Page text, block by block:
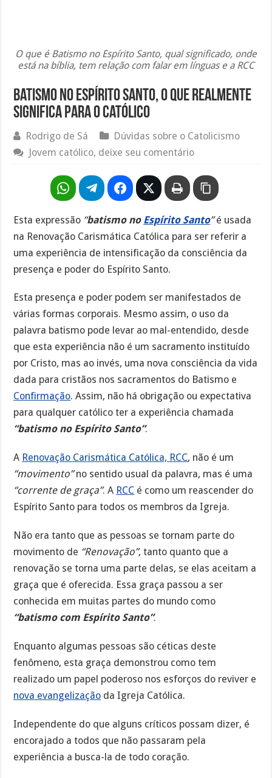
O que é Batismo no Espírito Santo, qual significado, onde
está na bíblia, tem relação com falar em línguas e a RCC
Batismo no Espírito Santo, o que realmente
significa para o católico
Rodrigo de Sá
Dúvidas sobre o Catolicismo
Jovem católico, deixe seu comentário
Esta expressão “batismo no Espírito Santo”é usada
na Renovação Carismática Católica para ser referir a
uma experiência de intensificação da consciência da
presença e poder do Espírito Santo.
Esta presença e poder podem ser manifestados de
várias formas corporais. Mesmo assim, o uso da
palavra batismo pode levar ao mal-entendido, desde
que esta experiência não é um sacramento instituído
por Cristo, mas ao invés, uma nova consciência da vida
dada para cristãos nos sacramentos do Batismo e
Confirmação. Assim, não há obrigação ou expectativa
para qualquer católico ter a experiência chamada
“batismo no Espírito Santo”.
A Renovação Carismática Católica, RCC, não é um
“movimento”no sentido usual da palavra, mas é uma
“corrente de graça”. A RCC é como um reascender do
Espírito Santo para todos os membros da Igreja.
Não era tanto que as pessoas se tornam parte do
movimento de “Renovação”, tanto quanto que a
renovação se torna uma parte delas, se elas aceitam a
graça que é oferecida. Essa graça passou a ser
conhecida em muitas partes do mundo como
“batismo com Espírito Santo”.
Enquanto algumas pessoas são céticas deste
fenômeno, esta graça demonstrou como tem
realizado um papel poderoso nos esforços do reviver e
nova evangelização da Igreja Católica.
Independente do que alguns críticos possam dizer, é
encorajado a todos que não passaram pela
experiência a busca-la de todo coração.